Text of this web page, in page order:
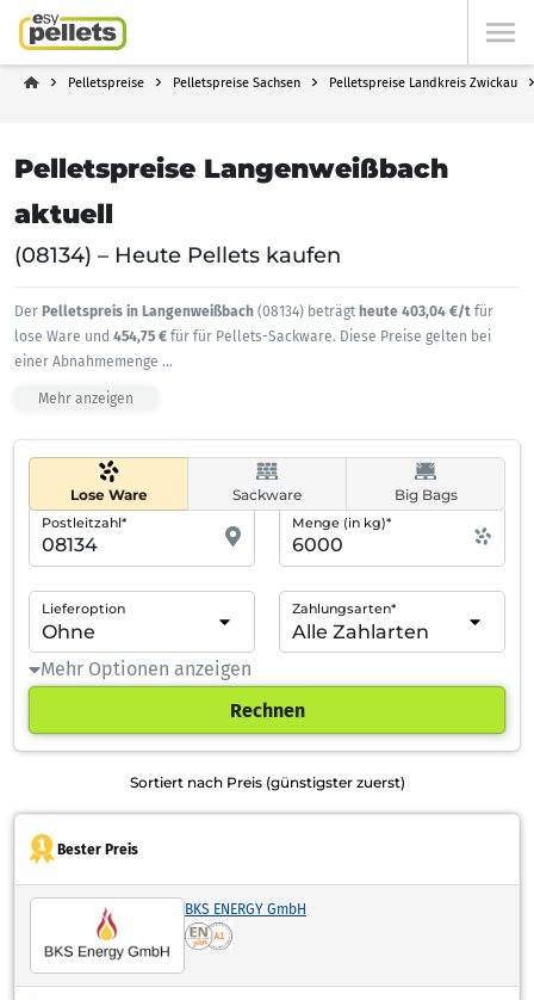
Pelletspreise Pelletspreise Sachsen Pelletspreise Landkreis Zwickau
Pelletspreise Langenweißbach
aktuell
(08134) – Heute Pellets kaufen
Der Pelletspreis in Langenweißbach (08134) beträgt heute 403,04 €/t für
lose Ware und 454,75 € für für Pellets-Sackware. Diese Preise gelten bei
einer Abnahmemenge ...
Mehr anzeigen
Lose Ware Sackware Big Bags
Postleitzahl* Menge (in kg)*
Lieferoption Zahlungsarten*
Mehr Optionen anzeigen
Rechnen
Sortiert nach Preis (günstigster zuerst)
Bester Preis
BKS ENERGY GmbH